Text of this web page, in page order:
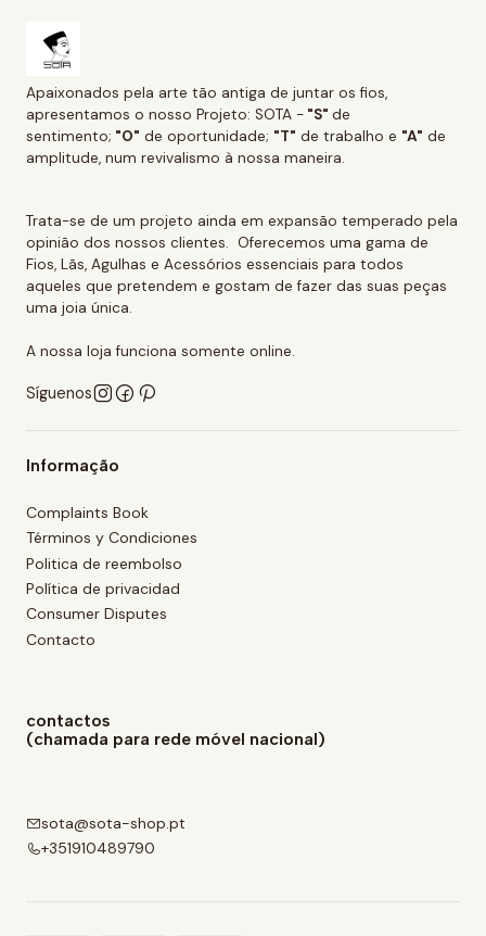
Apaixonados pela arte tão antiga de juntar os fios,
apresentamos o nosso Projeto: SOTA - "S" de
sentimento; "O" de oportunidade; "T" de trabalho e "A" de
amplitude, num revivalismo à nossa maneira.
Trata-se de um projeto ainda em expansão temperado pela
opinião dos nossos clientes. Oferecemos uma gama de
Fios, Lãs, Agulhas e Acessórios essenciais para todos
aqueles que pretendem e gostam de fazer das suas peças
uma joia única.
A nossa loja funciona somente online.
Síguenos
Informação
Complaints Book
Términos y Condiciones
Politica de reembolso
Política de privacidad
Consumer Disputes
Contacto
contactos
(chamada para rede móvel nacional)
sota@sota-shop.pt
+351910489790